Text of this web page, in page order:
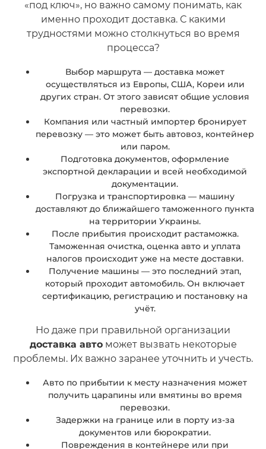
«под ключ», но важно самому понимать, как
именно проходит доставка. С какими
трудностями можно столкнуться во время
процесса?
Выбор маршрута — доставка может
осуществляться из Европы, США, Кореи или
других стран. От этого зависят общие условия
перевозки.
Компания или частный импортер бронирует
перевозку — это может быть автовоз, контейнер
или паром.
Подготовка документов, оформление
экспортной декларации и всей необходимой
документации.
Погрузка и транспортировка — машину
доставляют до ближайшего таможенного пункта
на территории Украины.
После прибытия происходит растаможка.
Таможенная очистка, оценка авто и уплата
налогов происходит уже на месте доставки.
Получение машины — это последний этап,
который проходит автомобиль. Он включает
сертификацию, регистрацию и постановку на
учёт.
Но даже при правильной организации
доставка автоможет вызвать некоторые
проблемы. Их важно заранее уточнить и учесть.
Авто по прибытии к месту назначения может
получить царапины или вмятины во время
перевозки.
Задержки на границе или в порту из-за
документов или бюрократии.
Повреждения в контейнере или при